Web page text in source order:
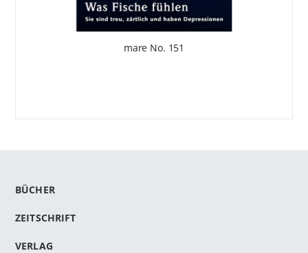
mare No. 151
BÜCHER
ZEITSCHRIFT
VERLAG